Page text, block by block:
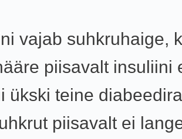
vajab suhkruhaige,
piisavalt insuliini
ükski teine
piisavalt ei